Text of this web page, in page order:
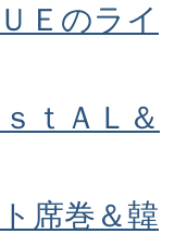
Ｅのライ
ｔＡＬ＆
席巻＆韓